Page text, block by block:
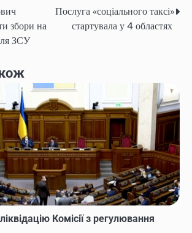
збори на
ЗСУ
Послуга «соціального таксі»
стартувала у 4 областях
Комісії з регулювання